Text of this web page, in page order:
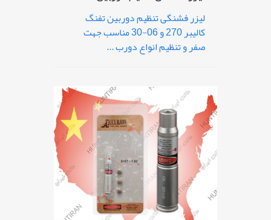
لیزر فشنگی تنظیم دوربین تفنگ
کالیبر 270 و 06-30 مناسب جهت
صفر و تنظیم انواع دورب ...